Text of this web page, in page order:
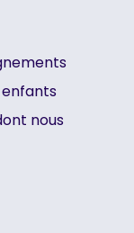
nous